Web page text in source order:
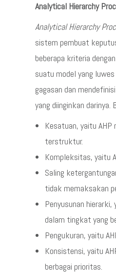
Analytical Hierarchy
Analytical Hierarchy
sistem pembuat
beberapa kriteria
suatu model yang
gagasan dan
yang diinginkan
Kesatuan, yaitu
terstruktur.
Kompleksitas, yaitu
Saling
tidak memaksakan
Penyusunan
dalam tingkat yang
Pengukuran, yaitu
Konsistensi, yaitu
berbagai prioritas.